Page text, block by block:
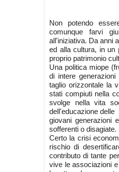
Non potendo
comunque farvi
all'iniziativa. Da anni
ed alla cultura, in
proprio patrimonio
Una politica miope
di intere
taglio orizzontale la
stati compiuti nella
svolge nella vita
dell'educazione delle
giovani generazioni
sofferenti o disagiate.
Certo la crisi
rischio di
contributo di tante
vive le associazioni